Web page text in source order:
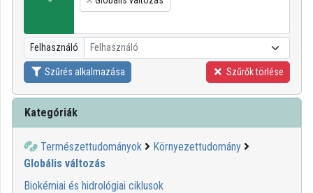
Közreműködők
×
Felhasználó Felhasználó
Szűrés alkalmazása Szűrők törlése
Kategóriák
Természettudományok
Környezettudomány
Globális változás
Biokémiai és hidrológiai ciklusok